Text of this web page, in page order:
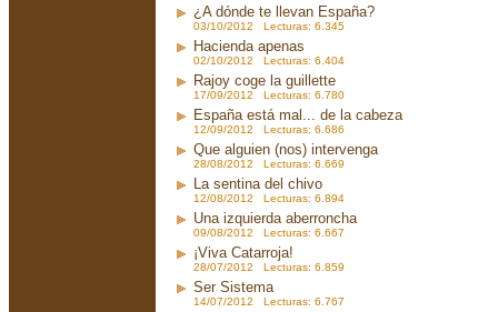
¿A dónde te llevan España?
03/10/2012 Lecturas: 6.345
Hacienda apenas
02/10/2012 Lecturas: 6.404
Rajoy coge la guillette
17/09/2012 Lecturas: 6.780
España está mal... de la cabeza
12/09/2012 Lecturas: 6.686
Que alguien (nos) intervenga
28/08/2012 Lecturas: 6.669
La sentina del chivo
12/08/2012 Lecturas: 6.894
Una izquierda aberroncha
09/08/2012 Lecturas: 6.667
¡Viva Catarroja!
28/07/2012 Lecturas: 6.859
Ser Sistema
14/07/2012 Lecturas: 6.767